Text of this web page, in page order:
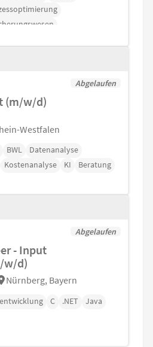
Abgelaufen
(m/w/d)
Westfalen
BWL
Datenanalyse
Kostenanalyse KI Beratung
Abgelaufen
- Input
w/d)
Nürnberg, Bayern
C .NET
Java